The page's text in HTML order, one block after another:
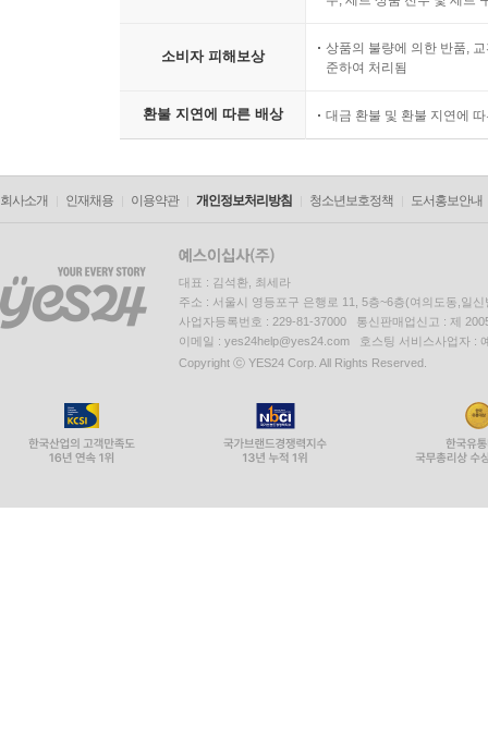
소비자 피해보상
상품의 불량에 의한 반품,
준하여 처리됨
환불 지연에 따른 배상 대금 환불 및 환불 지연에
회사소개 인재채용 이용약관 개인정보처리방침 청소년보호정책 도서홍보안내
대표 : 김석환, 최세라
주소 : 서울시 영등포구 은행로 11, 5층~6층(여의도동,일신
사업자등록번호 : 229-81-37000 통신판매업신고 : 제
이메일 : yes24help@yes24.com 호스팅 서비스사업자 :
Copyright ⓒ YES24 Corp. All Rights Reserved.